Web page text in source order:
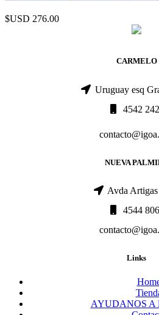
$USD 276.00
CARMELO
Uruguay esq
4542
NUEVA
Avda
4544
Links
AYUDANOS A